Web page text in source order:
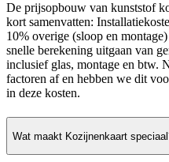
De prijsopbouw van kunststof
kort samenvatten:
10% overige (sloop en
snelle berekening uitgaan van
inclusief glas, montage en btw.
factoren af en hebben we dit
in deze kosten.
Wat maakt Kozijnenkaart